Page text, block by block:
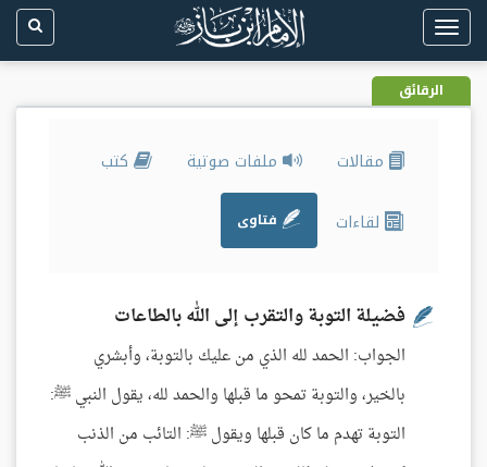
Toggle
navigation
الرقائق
مقالات ملفات صوتية كتب
لقاءات فتاوى
فضيلة التوبة والتقرب إلى الله بالطاعات
الجواب: الحمد لله الذي من عليك بالتوبة، وأبشري
بالخير، والتوبة تمحو ما قبلها والحمد لله، يقول النبي ﷺ:
التوبة تهدم ما كان قبلها ويقول ﷺ: التائب من الذنب